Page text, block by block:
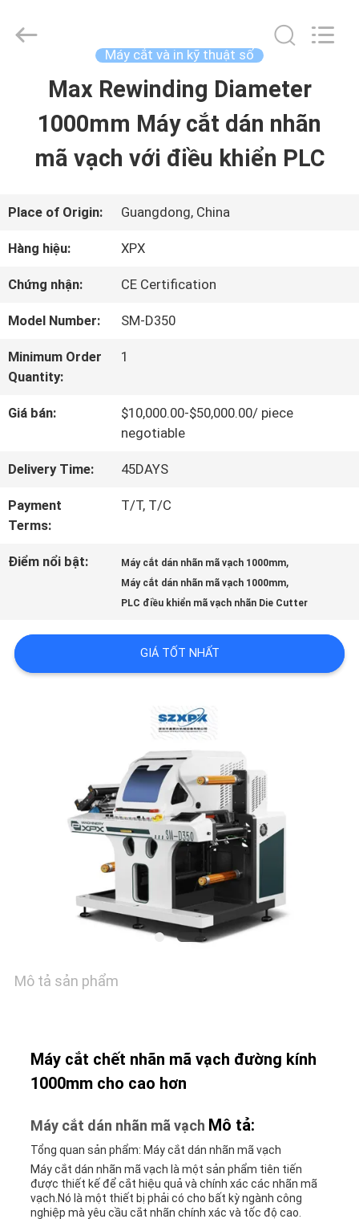
SẢN
VIDEO
CHƯƠNG
TRÌNH
VR
VỀ
CHÚNG
TÔI
CHUYẾN
NHÀ
VỚI
TÔI
TỨC
CÁC
XPX
Máy cắt và in kỹ thuật số
Max Rewinding Diameter
1000mm Máy cắt dán nhãn
mã vạch với điều khiển PLC
Place of Origin: Guangdong, China
Hàng hiệu: XPX
Chứng nhận: CE Certification
Model Number: SM-D350
Minimum Order
Quantity:
1
Giá bán:
$10,000.00-$50,000.00/ piece
negotiable
Delivery Time: 45DAYS
Payment
Terms:
T/T, T/C
Điểm nổi bật: Máy cắt dán nhãn mã vạch 1000mm,
Máy cắt dán nhãn mã vạch 1000mm,
PLC điều khiển mã vạch nhãn Die Cutter
GIÁ TỐT NHẤT
Mô tả sản phẩm
Máy cắt chết nhãn mã vạch đường kính
1000mm cho cao hơn
Máy cắt dán nhãn mã vạch Mô tả:
Tổng quan sản phẩm: Máy cắt dán nhãn mã vạch
Máy cắt dán nhãn mã vạch là một sản phẩm tiên tiến
được thiết kế để cắt hiệu quả và chính xác các nhãn mã
vạch.Nó là một thiết bị phải có cho bất kỳ ngành công
nghiệp mà yêu cầu cắt nhãn chính xác và tốc độ cao.